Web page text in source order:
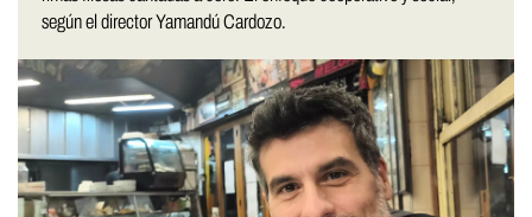
según el director Yamandú Cardozo.